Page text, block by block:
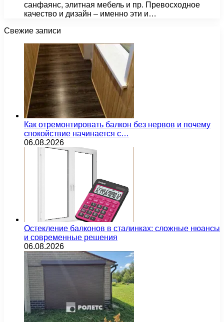
санфаянс, элитная мебель и пр. Превосходное
качество и дизайн – именно эти и…
Свежие записи
Как отремонтировать балкон без нервов и почему
спокойствие начинается с…
06.08.2026
Остекление балконов в сталинках: сложные нюансы
и современные решения
06.08.2026